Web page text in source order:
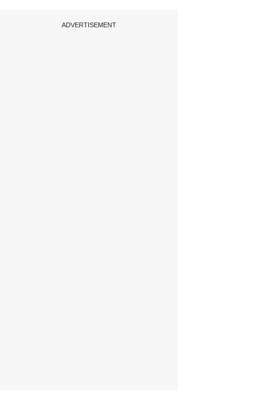
ADVERTISEMENT